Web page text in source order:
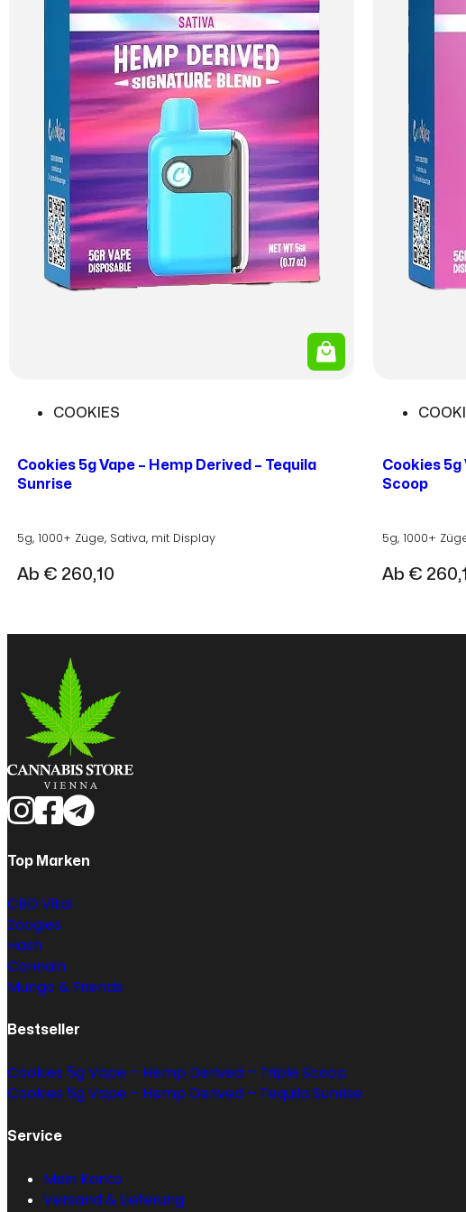
COOKIES
Cookies 5g Vape – Hemp Derived – Tequila
Sunrise
5g, 1000+ Züge, Sativa, mit Display
Ab € 260,10
Cookies 5g
Scoop
5g, 1000+
Ab €
Top Marken
CBD Vital
Zoogies
Hash
Cannain
Mungo & Friends
Bestseller
Cookies 5g Vape – Hemp Derived – Triple Scoop
Cookies 5g Vape – Hemp Derived – Tequila Sunrise
Service
Mein Konto
Versand & Lieferung